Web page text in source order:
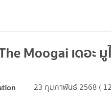
Moogai เดอะ
23 กุมภาพันธ์ 2568 (